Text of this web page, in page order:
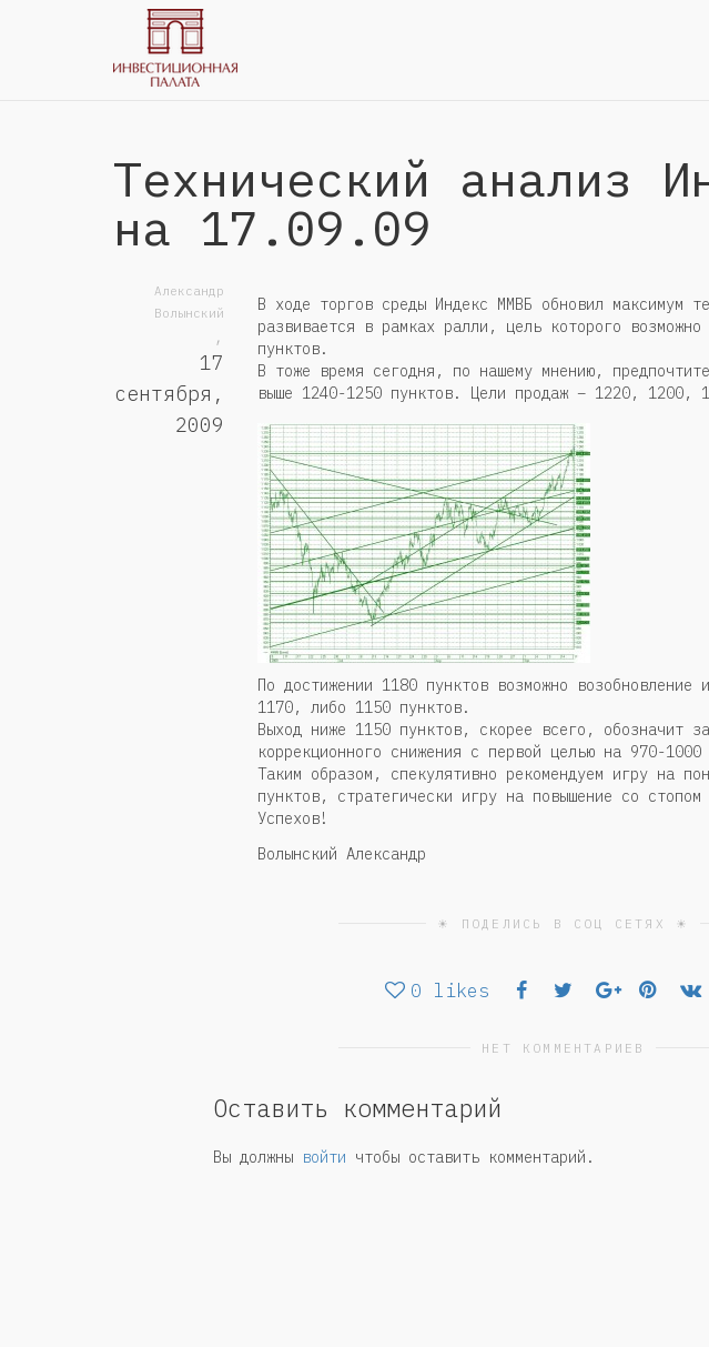
Технический анализ
на 17.09.09
Александр
Волынский
,
17
сентября,
2009
В ходе торгов среды Индекс ММВБ обновил максимум
развивается в рамках ралли, цель которого
пунктов.
В тоже время сегодня, по нашему мнению,
выше 1240-1250 пунктов. Цели продаж – 1220, 1200,
По достижении 1180 пунктов возможно
1170, либо 1150 пунктов.
Выход ниже 1150 пунктов, скорее всего, обозначит
коррекционного снижения с первой целью на 970-1000
Таким образом, спекулятивно рекомендуем игру на
пунктов, стратегически игру на повышение со
Успехов!
Волынский Александр
☀ ПОДЕЛИСЬ В СОЦ СЕТЯХ ☀
0 likes
НЕТ КОММЕНТАРИЕВ
Оставить комментарий
Вы должны войти чтобы оставить комментарий.